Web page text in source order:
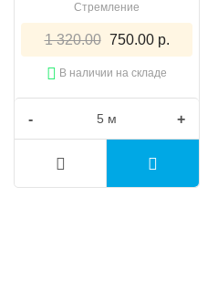
Стремление
1 320.00 750.00 р.
В наличии на складе
- +